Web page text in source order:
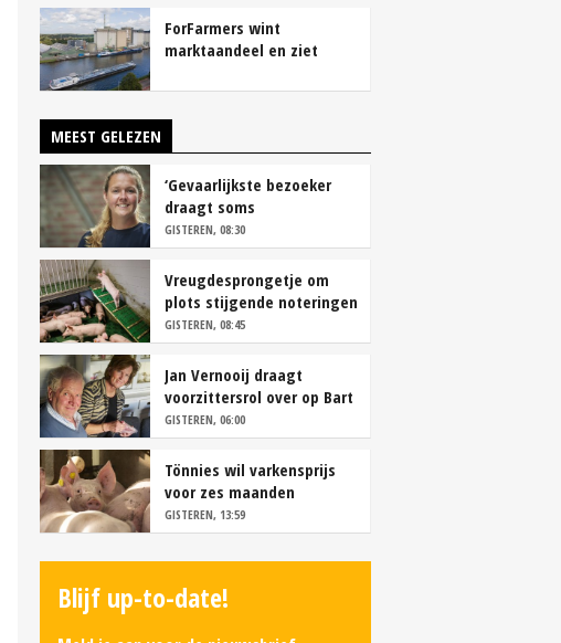
ForFarmers wint
marktaandeel en ziet
MEEST GELEZEN
‘Gevaarlijkste bezoeker
draagt soms
overschoenen’
GISTEREN, 08:30
Vreugdesprongetje om
plots stijgende noteringen
GISTEREN, 08:45
Jan Vernooij draagt
voorzittersrol over op Bart
Camps
GISTEREN, 06:00
Tönnies wil varkensprijs
voor zes maanden
vastleggen
GISTEREN, 13:59
Blijf up-to-date!